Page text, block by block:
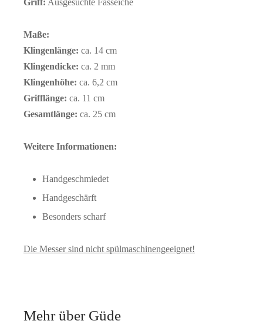
Maße:
Klingenlänge: ca. 14 cm
Klingendicke: ca. 2 mm
Klingenhöhe: ca. 6,2 cm
Grifflänge: ca. 11 cm
Gesamtlänge: ca. 25 cm
Weitere Informationen:
Handgeschmiedet
Handgeschärft
Besonders scharf
Die Messer sind nicht spülmaschinengeeignet!
Mehr über Güde